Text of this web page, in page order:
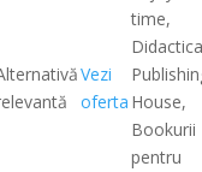
Vezi
oferta
time,
Didactica
House,
Bookurii
pentru